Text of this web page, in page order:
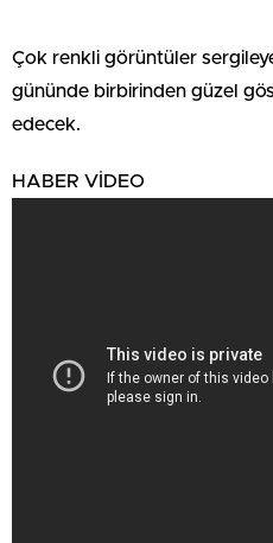
Çok renkli görüntüler
gününde birbirinden güzel
edecek.
HABER VİDEO